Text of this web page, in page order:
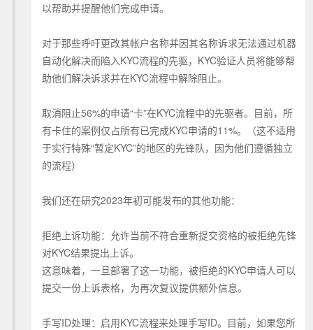
以帮助并提醒他们完成申请。
对于那些呼吁更改其帐户名称并因其名称诉求无法通过机器
自动化解决而陷入KYC流程的先驱，KYC验证人员将能够帮
助他们解决诉求并在KYC流程中解除阻止。
取消阻止56%的申请“卡”在KYC流程中的先驱者。目前，所
有卡住的案例仅占所有已完成KYC申请的11%。（这不适用
于实行特殊“暂定KYC”的地区的先锋队，因为他们遵循独立
的流程）
我们还在研究2023年初可能发布的其他功能：
拒绝上诉功能：允许当前不符合重新提交资格的被拒绝先锋
对KYC结果提出上诉。
这意味着，一旦部署了这一功能，被拒绝的KYC申请人可以
提交一份上诉表格，为再次复议提供额外信息。
手写ID处理：启用KYC流程来处理手写ID。目前，如果您所